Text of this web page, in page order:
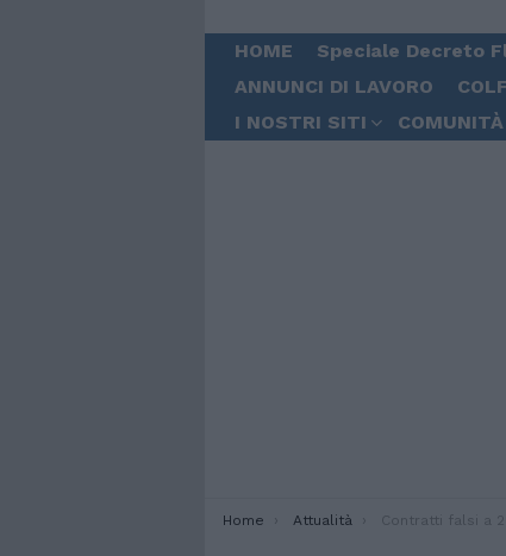
HOME Speciale Decreto
ANNUNCI DI LAVORO
I NOSTRI SITI
COMUNITÀ
You are here:
Home Attualità Contratti falsi a 269 migranti per